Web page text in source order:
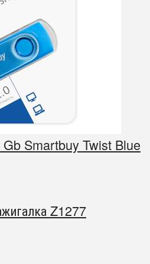
Gb Smartbuy Twist Blue
Z1277